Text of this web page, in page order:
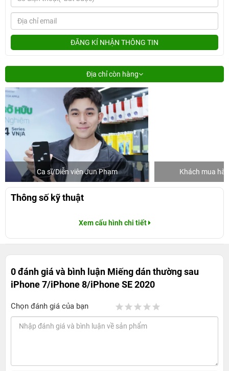
ĐĂNG KÍ NHẬN THÔNG TIN
Địa chỉ còn hàng
Ca sĩ/Diễn viên Jun Phạm Khách mua
Thông số kỹ thuật
Xem cấu hình chi tiết
0 đánh giá và bình luận Miếng dán thường sau
iPhone 7/iPhone 8/iPhone SE 2020
Chọn đánh giá của bạn